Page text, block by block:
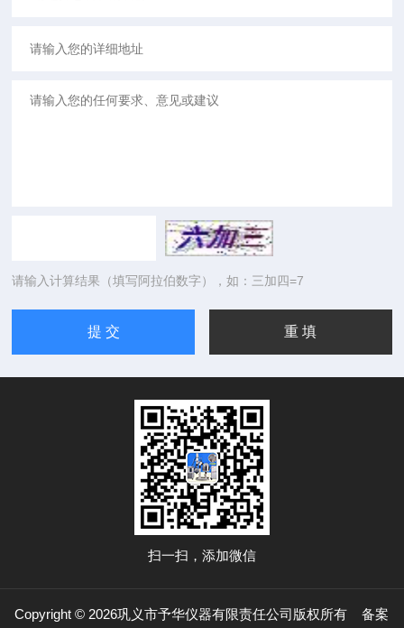
请输入计算结果（填写阿拉伯数字），如：三加四=7
扫一扫，添加微信
Copyright © 2026巩义市予华仪器有限责任公司版权所有备案